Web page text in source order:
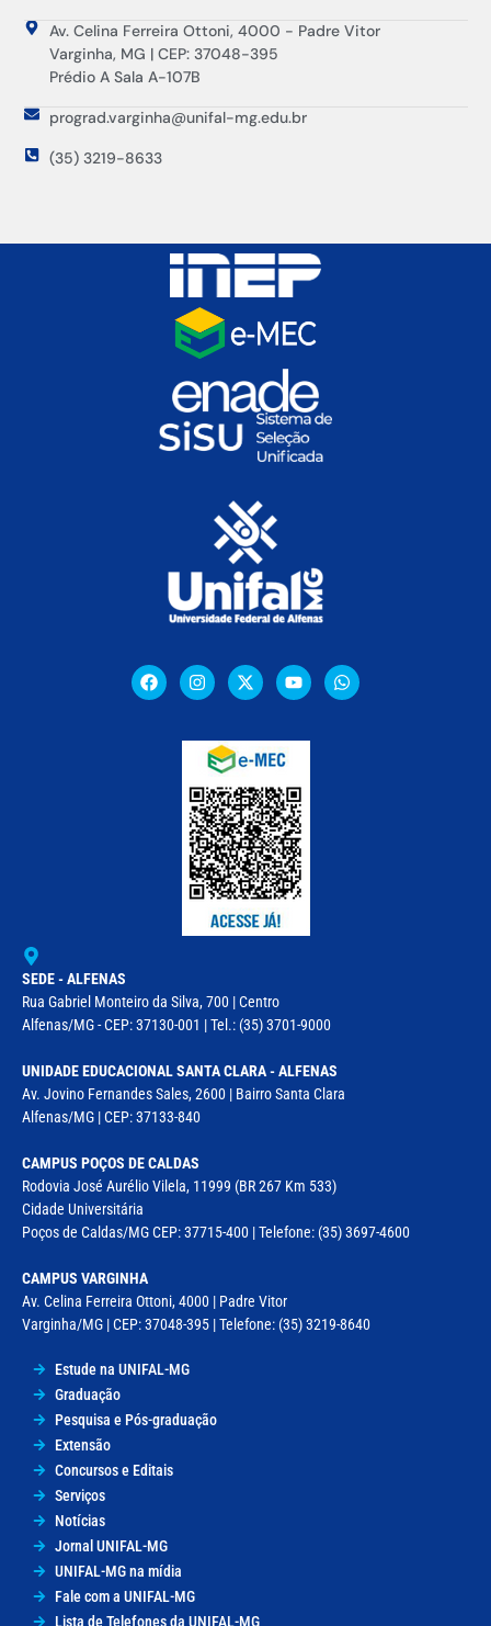
Av. Celina Ferreira Ottoni, 4000 - Padre Vitor
Varginha, MG | CEP: 37048-395
Prédio A Sala A-107B
prograd.varginha@unifal-mg.edu.br
(35) 3219-8633
SEDE - ALFENAS
Rua Gabriel Monteiro da Silva, 700 | Centro
Alfenas/MG - CEP: 37130-001 | Tel.: (35) 3701-9000
UNIDADE EDUCACIONAL SANTA CLARA - ALFENAS
Av. Jovino Fernandes Sales, 2600 | Bairro Santa Clara
Alfenas/MG | CEP: 37133-840
CAMPUS POÇOS DE CALDAS
Rodovia José Aurélio Vilela, 11999 (BR 267 Km 533)
Cidade Universitária
Poços de Caldas/MG CEP: 37715-400 | Telefone: (35) 3697-4600
CAMPUS VARGINHA
Av. Celina Ferreira Ottoni, 4000 | Padre Vitor
Varginha/MG | CEP: 37048-395 | Telefone: (35) 3219-8640
Estude na UNIFAL-MG
Graduação
Pesquisa e Pós-graduação
Extensão
Concursos e Editais
Serviços
Notícias
Jornal UNIFAL-MG
UNIFAL-MG na mídia
Fale com a UNIFAL-MG
Lista de Telefones da UNIFAL-MG